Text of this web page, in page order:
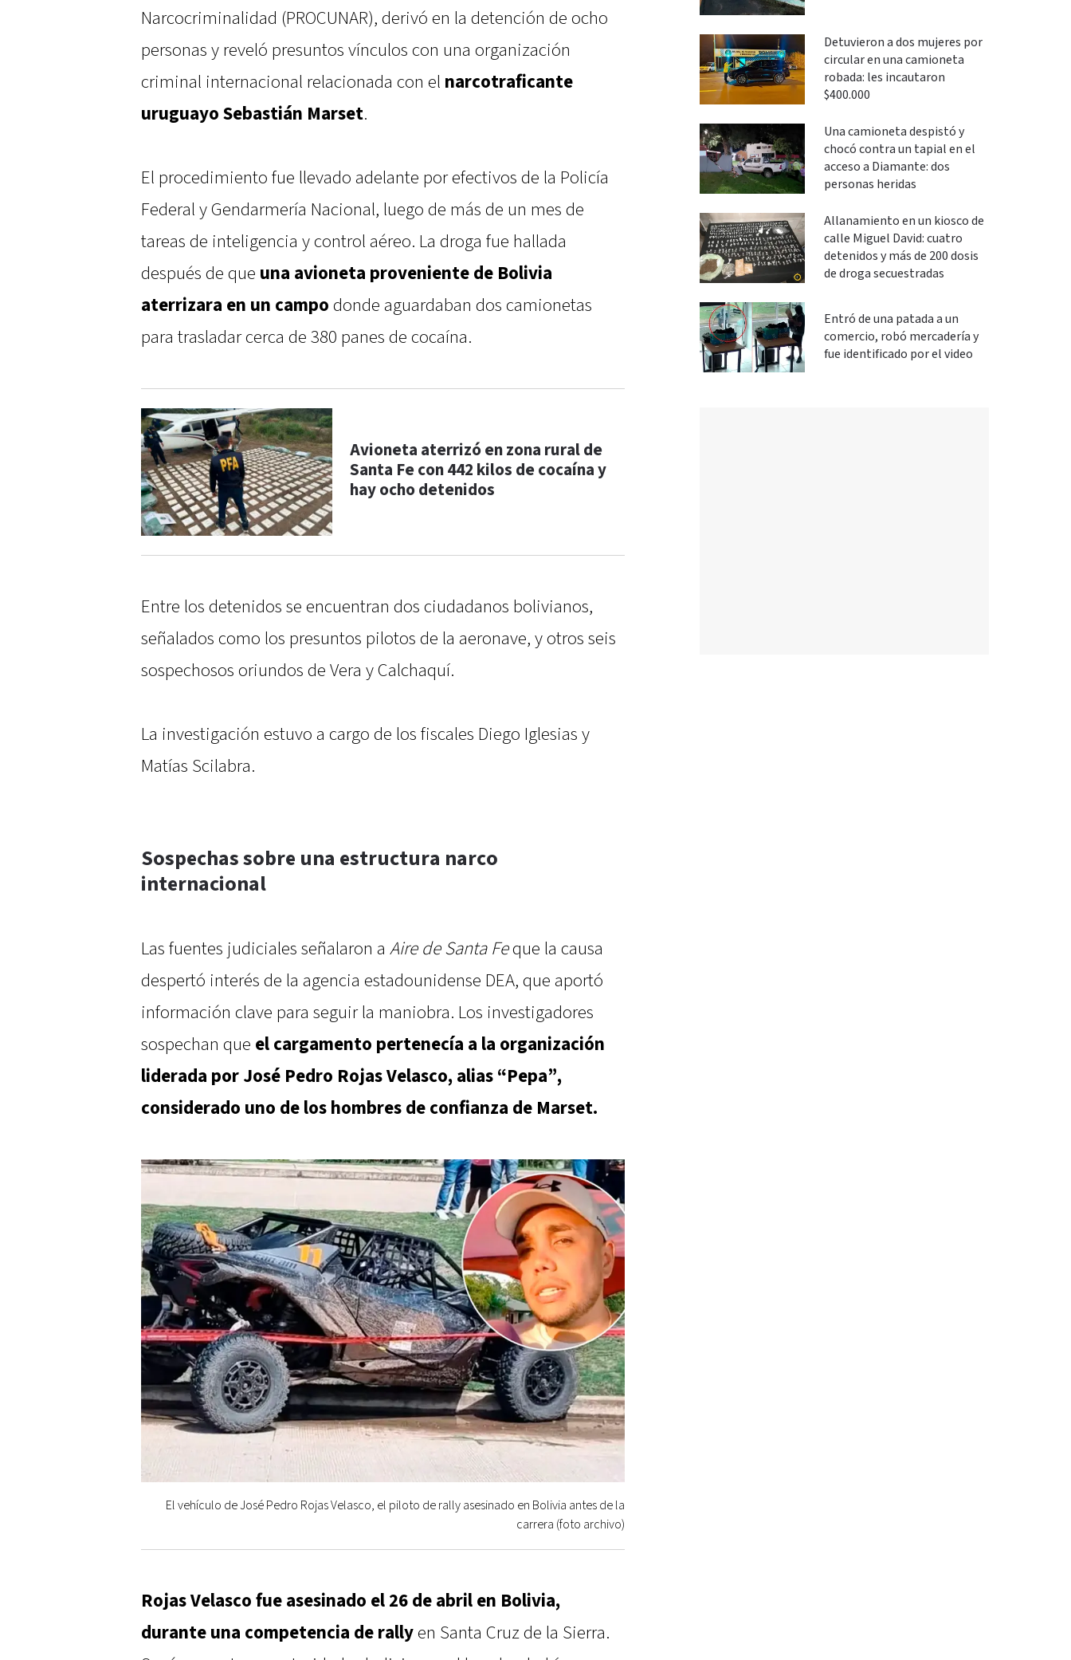
Narcocriminalidad (PROCUNAR), derivó en la detención de ocho
personas y reveló presuntos vínculos con una organización
criminal internacional relacionada con el narcotraficante
uruguayo Sebastián Marset.
El procedimiento fue llevado adelante por efectivos de la Policía
Federal y Gendarmería Nacional, luego de más de un mes de
tareas de inteligencia y control aéreo. La droga fue hallada
después de que una avioneta proveniente de Bolivia
aterrizara en un campo donde aguardaban dos camionetas
para trasladar cerca de 380 panes de cocaína.
Avioneta aterrizó en zona rural de
Santa Fe con 442 kilos de cocaína y
hay ocho detenidos
Entre los detenidos se encuentran dos ciudadanos bolivianos,
señalados como los presuntos pilotos de la aeronave, y otros seis
sospechosos oriundos de Vera y Calchaquí.
La investigación estuvo a cargo de los fiscales Diego Iglesias y
Matías Scilabra.
Sospechas sobre una estructura narco
internacional
Las fuentes judiciales señalaron a Aire de Santa Feque la causa
despertó interés de la agencia estadounidense DEA, que aportó
información clave para seguir la maniobra. Los investigadores
sospechan que el cargamento pertenecía a la organización
liderada por José Pedro Rojas Velasco, alias “Pepa”,
considerado uno de los hombres de confianza de Marset.
El vehículo de José Pedro Rojas Velasco, el piloto de rally asesinado en Bolivia antes de la
carrera (foto archivo)
Rojas Velasco fue asesinado el 26 de abril en Bolivia,
durante una competencia de rallyen Santa Cruz de la Sierra.
Detuvieron a dos mujeres por
circular en una camioneta
robada: les incautaron
$400.000
Una camioneta despistó y
chocó contra un tapial en el
acceso a Diamante: dos
personas heridas
Allanamiento en un kiosco de
calle Miguel David: cuatro
detenidos y más de 200 dosis
de droga secuestradas
Entró de una patada a un
comercio, robó mercadería y
fue identificado por el video